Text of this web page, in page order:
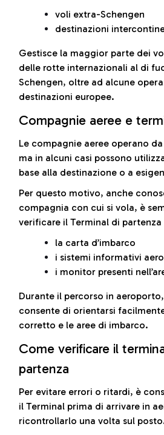
voli extra-Schengen
destinazioni
Gestisce la maggior parte dei
delle rotte internazionali al di
Schengen, oltre ad alcune
destinazioni europee.
Compagnie aeree e
Le compagnie aeree operano
ma in alcuni casi possono
base alla destinazione o a
Per questo motivo, anche
compagnia con cui si vola, è
verificare il Terminal di
la carta d’imbarco
i sistemi informativi
i monitor presenti
Durante il percorso in
consente di orientarsi
corretto e le aree di imbarco.
Come verificare il
partenza
Per evitare errori o ritardi, è
il Terminal prima di arrivare in
ricontrollarlo una volta sul